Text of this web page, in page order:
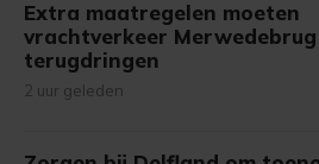
Extra maatregelen moeten
vrachtverkeer Merwedebrug
terugdringen
2 uur geleden